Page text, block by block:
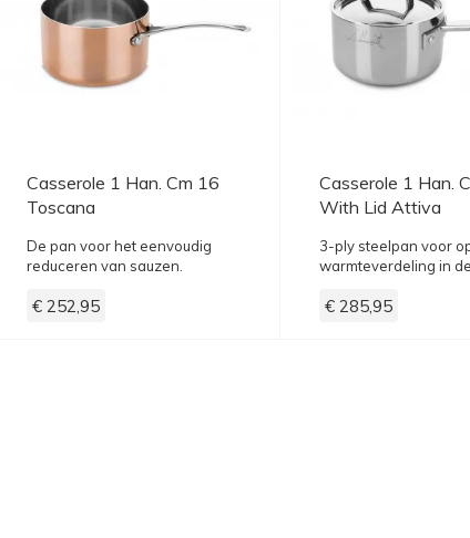
Casserole 1 Han. Cm 16
Toscana
De pan voor het eenvoudig
reduceren van sauzen.
€ 252,95
Casserole 1 Han.
With Lid Attiva
3-ply steelpan voor
warmteverdeling in
€ 285,95